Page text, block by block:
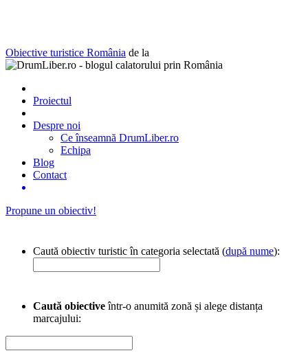
Obiective turistice România de la
Proiectul
Despre noi
Ce înseamnă DrumLiber.ro
Echipa
Blog
Contact
Propune un obiectiv!
Caută obiectiv turistic în categoria selectată (după nume):
Caută obiectiveîntr-o anumită zonă și alege distanța
marcajului: